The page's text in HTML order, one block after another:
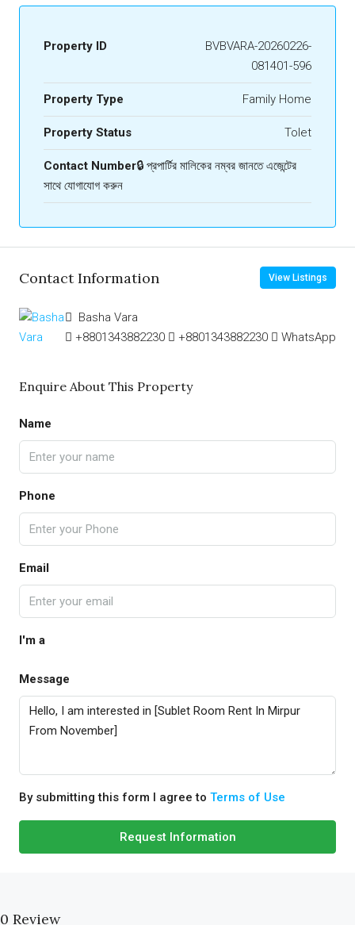
Property ID
BVBVARA-20260226-
081401-596
Property Type Family Home
Property Status Tolet
Contact Number🔒 প্রপার্টির মালিকের নম্বর জানতে এজেন্টের
সাথে যোগাযোগ করুন
Contact Information View Listings
Basha Vara
+8801343882230
+8801343882230 WhatsApp
Enquire About This Property
Name
Phone
Email
I'm a
Message
By submitting this form I agree to Terms of Use
Request Information
0 Review